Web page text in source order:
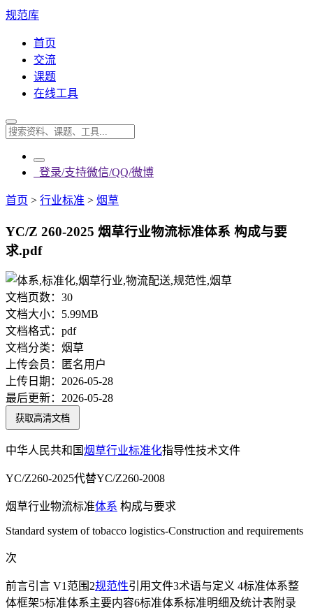
规范库
首页
交流
课题
在线工具
登录/支持微信/QQ/微博
首页 > 行业标准 > 烟草
YC/Z 260-2025 烟草行业物流标准体系 构成与要
求.pdf
文档页数： 30
文档大小： 5.99MB
文档格式： pdf
文档分类： 烟草
上传会员：
匿名用户
上传日期： 2026-05-28
最后更新： 2026-05-28
获取高清文档
中华人民共和国烟草行业标准化指导性技术文件
YC/Z260-2025代替YC/Z260-2008
烟草行业物流标准体系 构成与要求
Standard system of tobacco logistics-Construction and requirements
次
前言引言 V1范围2规范性引用文件3术语与定义 4标准体系整
体框架5标准体系主要内容6标准体系标准明细及统计表附录